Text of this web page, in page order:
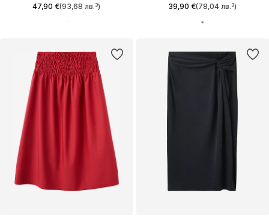
47,90 €(93,68 лв.³) 39,90 €(78,04 лв.³)